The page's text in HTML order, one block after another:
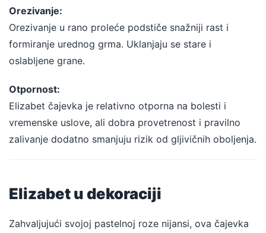
Orezivanje:
Orezivanje u rano proleće podstiče snažniji rast i
formiranje urednog grma. Uklanjaju se stare i
oslabljene grane.
Otpornost:
Elizabet čajevka je relativno otporna na bolesti i
vremenske uslove, ali dobra provetrenost i pravilno
zalivanje dodatno smanjuju rizik od gljivičnih oboljenja.
Elizabet u dekoraciji
Zahvaljujući svojoj pastelnoj roze nijansi, ova čajevka